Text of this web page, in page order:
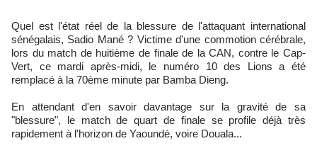
Quel est l'état réel de la blessure de l'attaquant international
sénégalais, Sadio Mané ? Victime d'une commotion cérébrale,
lors du match de huitième de finale de la CAN, contre le Cap-
Vert, ce mardi après-midi, le numéro 10 des Lions a été
remplacé à la 70ème minute par Bamba Dieng.
En attendant d'en savoir davantage sur la gravité de sa
"blessure", le match de quart de finale se profile déjà très
rapidement à l'horizon de Yaoundé, voire Douala...